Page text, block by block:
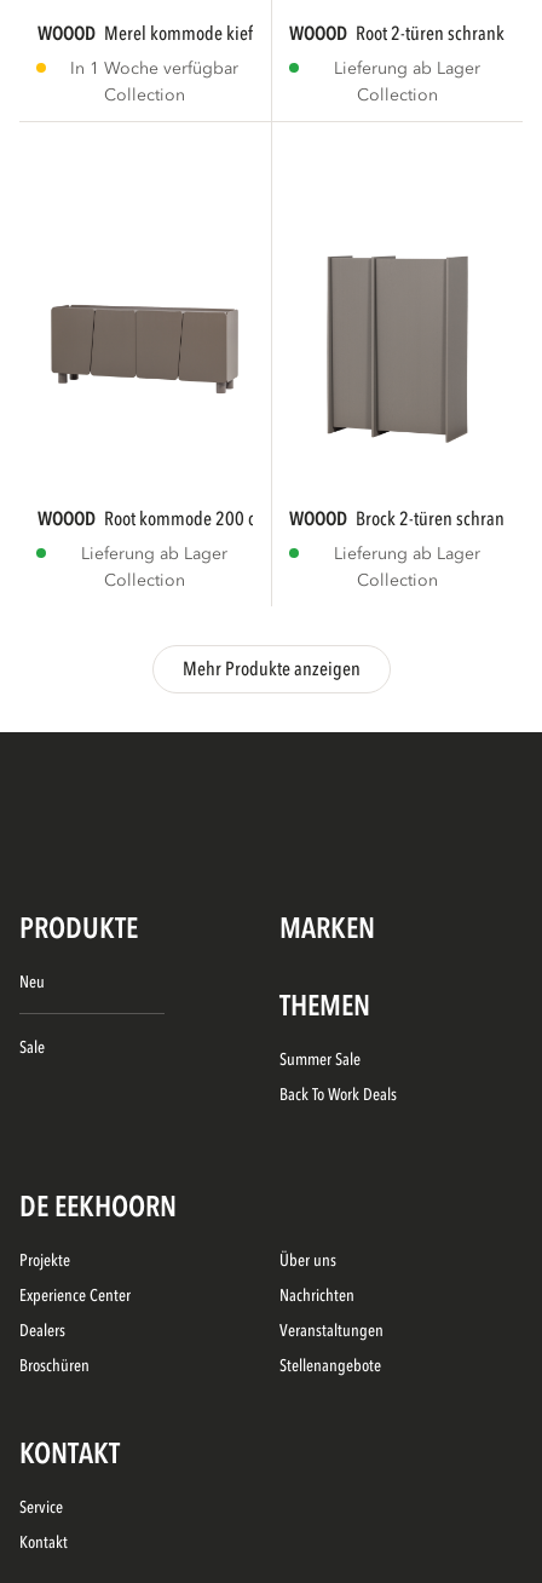
WOOOD merel kommode kiefer bordeauxrot [fsc]...
In 1 Woche verfügbar
Collection
WOOOD root 2-türen schrank
Lieferung ab Lager
Collection
WOOOD root kommode 200 cm kiefer truffle...
Lieferung ab Lager
Collection
WOOOD brock 2-türen schrank
Lieferung ab Lager
Collection
Mehr Produkte anzeigen
PRODUKTE MARKEN
Neu
Sale
THEMEN
Summer Sale
Back To Work Deals
DE EEKHOORN
Projekte
Experience Center
Dealers
Broschüren
Über uns
Nachrichten
Veranstaltungen
Stellenangebote
KONTAKT
Service
Kontakt